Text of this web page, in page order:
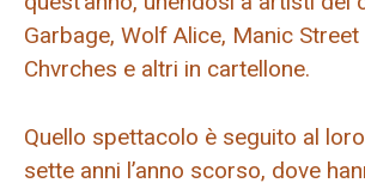
Garbage, Wolf Alice, Manic
Chvrches e altri in cartellone.
Quello spettacolo è seguito al
sette anni l’anno scorso, dove